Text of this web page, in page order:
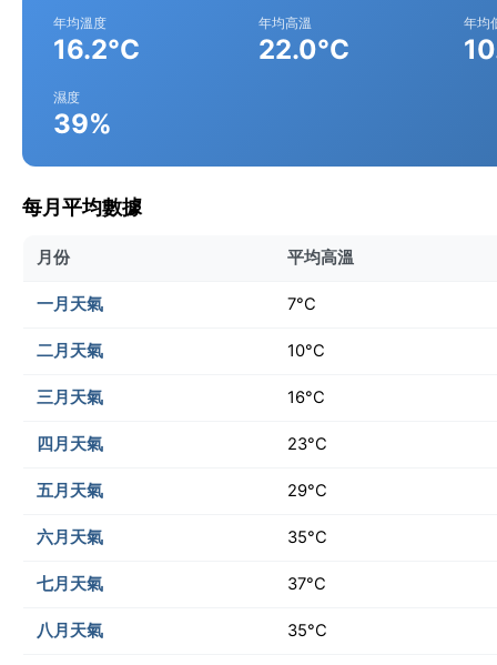
年均溫度
16.2°C
年均高溫
22.0°C
年均
濕度
39%
每月平均數據
月份 平均高溫
一月天氣 7°C
二月天氣 10°C
三月天氣 16°C
四月天氣 23°C
五月天氣 29°C
六月天氣 35°C
七月天氣 37°C
八月天氣 35°C